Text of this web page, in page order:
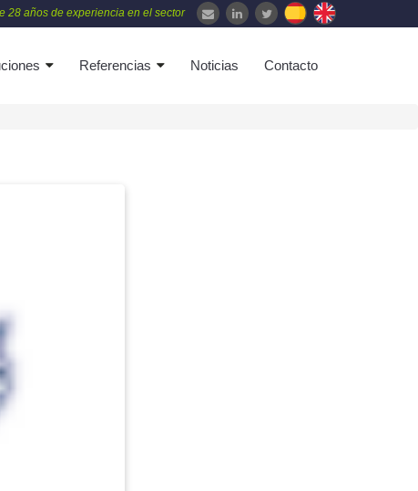
28 años de experiencia en el sector
Referencias Noticias Contacto